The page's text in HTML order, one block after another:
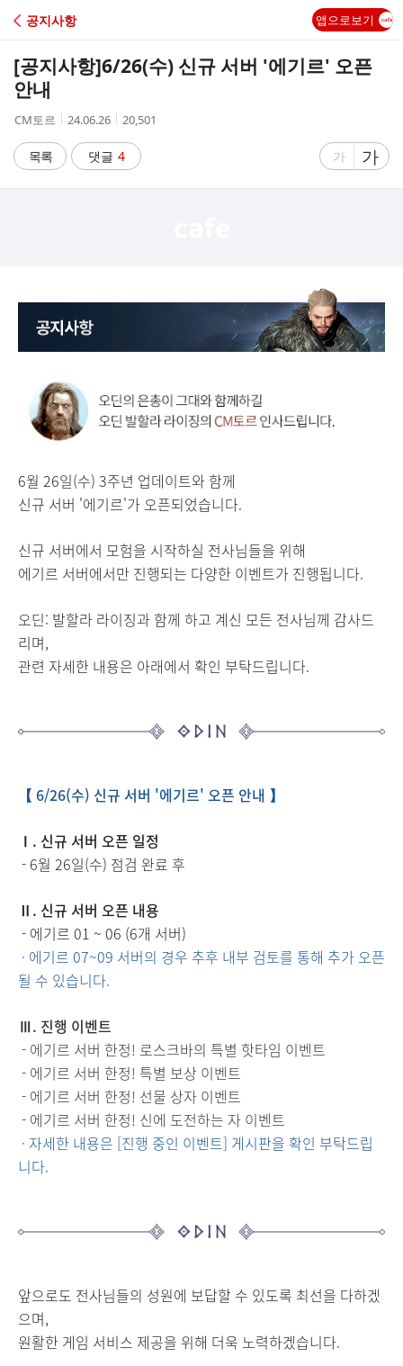
C
A
공지사항 앱으로보기
[공지사항]6/26(수) 신규 서버 '에기르' 오픈
안내
작
자
CM토르
작
시
간
24.06.26
조
수
20,501
목록 댓글 4
글
게
가
글
자
가
6월 26일(수) 3주년 업데이트와 함께
신규 서버 '에기르'가 오픈되었습니다.
신규 서버에서 모험을 시작하실 전사님들을 위해
에기르 서버에서만 진행되는 다양한 이벤트가 진행됩니다.
오딘: 발할라 라이징과 함께 하고 계신 모든 전사님께 감사드
리며,
관련 자세한 내용은 아래에서 확인 부탁드립니다.
【 6/26(수) 신규 서버 '에기르' 오픈 안내 】
Ⅰ. 신규 서버 오픈 일정
- 6월 26일(수) 점검 완료 후
Ⅱ . 신규 서버 오픈 내용
- 에기르 01 ~ 06 (6개 서버)
· 에기르 07~09 서버의 경우 추후 내부 검토를 통해 추가 오픈
될 수 있습니다.
Ⅲ. 진행 이벤트
- 에기르 서버 한정! 로스크바의 특별 핫타임 이벤트
- 에기르 서버 한정! 특별 보상 이벤트
- 에기르 서버 한정! 선물 상자 이벤트
- 에기르 서버 한정! 신에 도전하는 자 이벤트
· 자세한 내용은 [진행 중인 이벤트] 게시판을 확인 부탁드립
니다.
앞으로도 전사님들의 성원에 보답할 수 있도록 최선을 다하겠
으며,
원활한 게임 서비스 제공을 위해 더욱 노력하겠습니다.